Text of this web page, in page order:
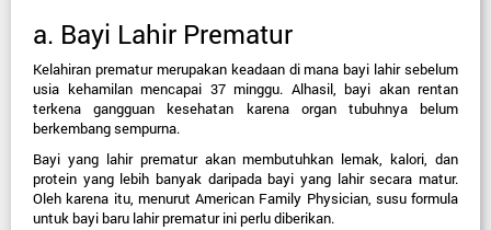
a. Bayi Lahir Prematur
Kelahiran prematur merupakan keadaan di mana bayi lahir sebelum
usia kehamilan mencapai 37 minggu. Alhasil, bayi akan rentan
terkena gangguan kesehatan karena organ tubuhnya belum
berkembang sempurna.
Bayi yang lahir prematur akan membutuhkan lemak, kalori, dan
protein yang lebih banyak daripada bayi yang lahir secara matur.
Oleh karena itu, menurut American Family Physician, susu formula
untuk bayi baru lahir prematur ini perlu diberikan.